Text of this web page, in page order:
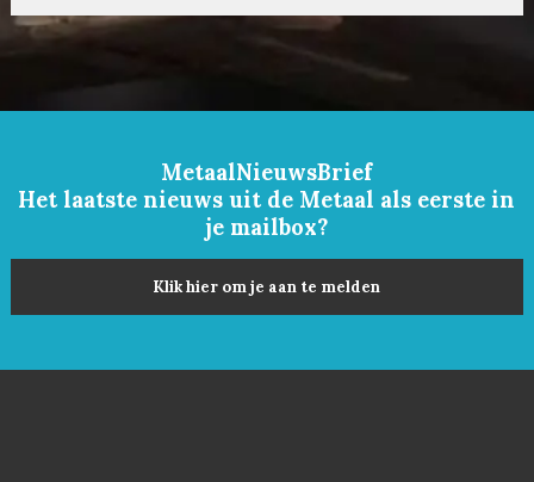
MetaalNieuwsBrief
Het laatste nieuws uit de Metaal als eerste in
je mailbox?
Klik hier om je aan te melden